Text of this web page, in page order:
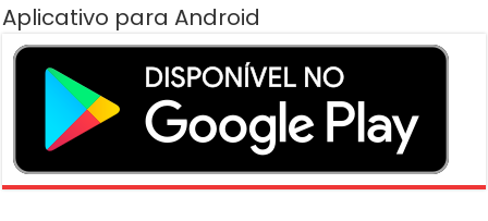
Aplicativo para Android